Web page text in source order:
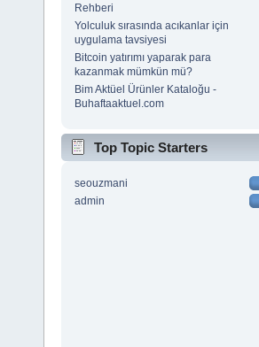
Rehberi
Yolculuk sırasında acıkanlar için
uygulama tavsiyesi
Bitcoin yatırımı yaparak para
kazanmak mümkün mü?
Bim Aktüel Ürünler Kataloğu -
Buhaftaaktuel.com
Top Topic Starters
seouzmani
admin